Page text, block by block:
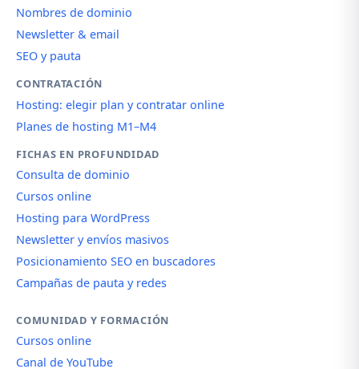
Nombres de dominio
Newsletter & email
SEO y pauta
CONTRATACIÓN
Hosting: elegir plan y contratar online
Planes de hosting M1–M4
FICHAS EN PROFUNDIDAD
Consulta de dominio
Cursos online
Hosting para WordPress
Newsletter y envíos masivos
Posicionamiento SEO en buscadores
Campañas de pauta y redes
COMUNIDAD Y FORMACIÓN
Cursos online
Canal de YouTube